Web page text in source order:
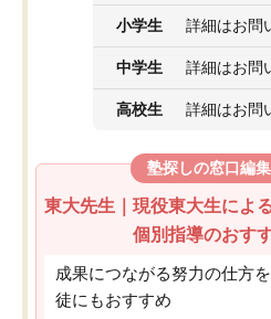
小学生 詳細はお問
中学生 詳細はお問
高校生 詳細はお問
塾探しの窓口編
東大先生｜現役東大生によ
個別指導のおす
成果につながる努力の仕方
徒にもおすすめ